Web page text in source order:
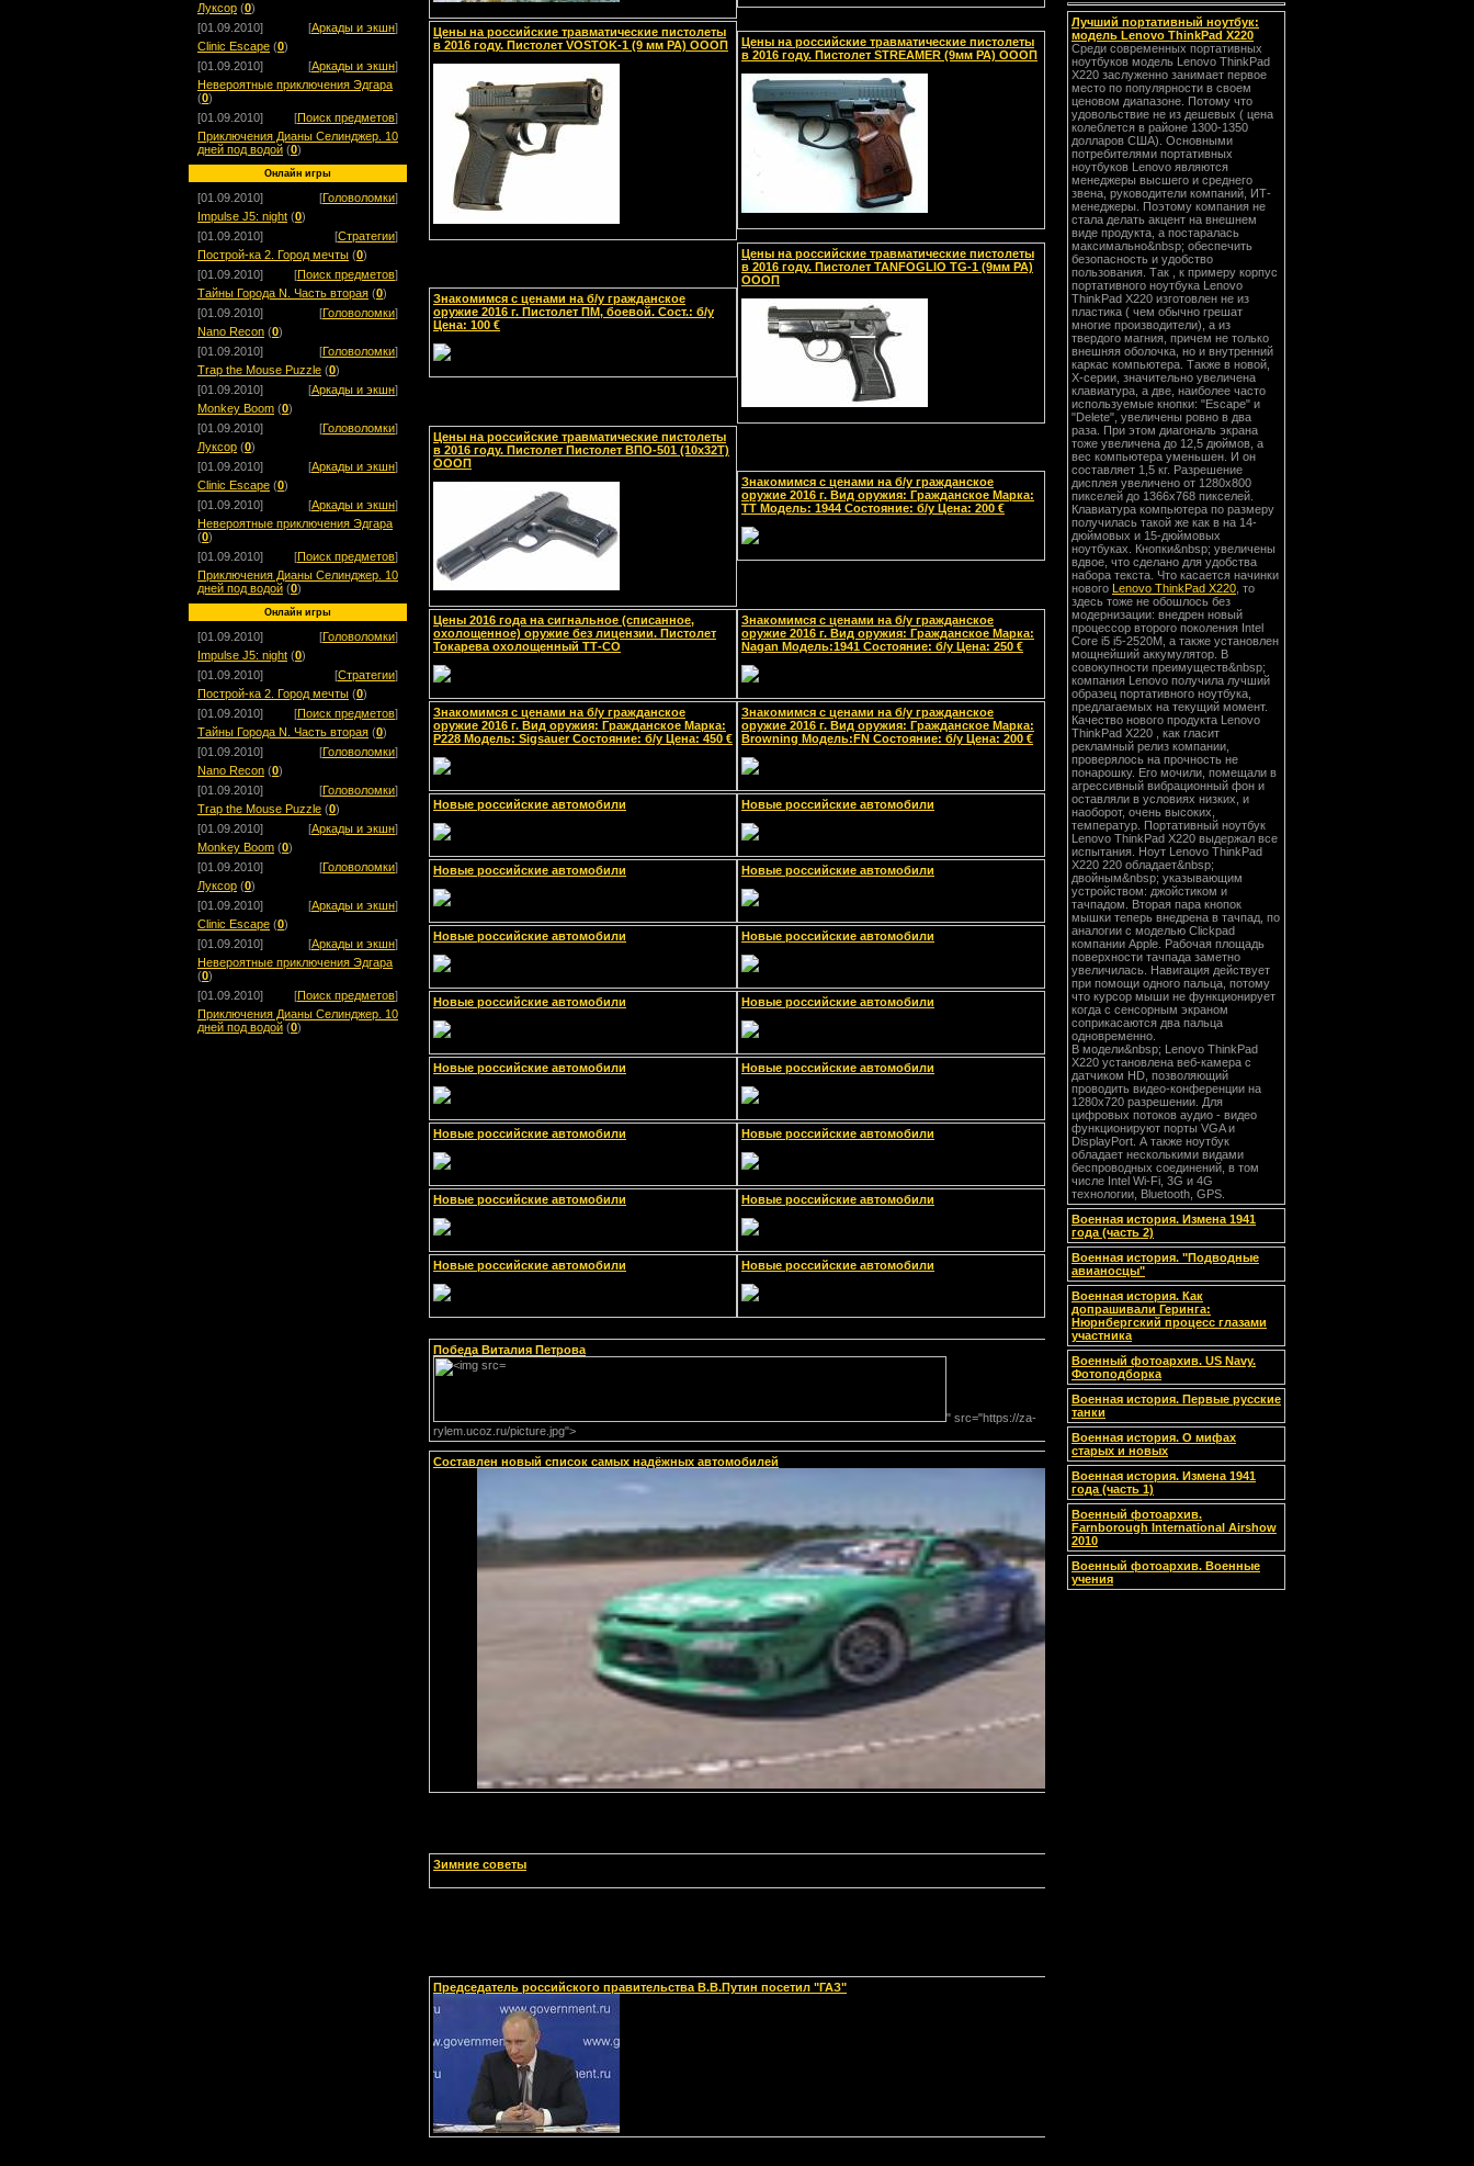
Луксор (0)
[01.09.2010]
[Аркады и экшн]
Clinic Escape (0)
[01.09.2010]
[Аркады и экшн]
Невероятные приключения Эдгара
(0)
[01.09.2010]
[Поиск предметов]
Приключения Дианы Селинджер. 10
дней под водой (0)
Онлайн игры
[01.09.2010] [Головоломки]
Impulse J5: night (0)
[01.09.2010]
[Стратегии]
Построй-ка 2. Город мечты (0)
[01.09.2010]
[Поиск предметов]
Тайны Города N. Часть вторая (0)
[01.09.2010]
[Головоломки]
Nano Recon (0)
[01.09.2010]
[Головоломки]
Trap the Mouse Puzzle (0)
[01.09.2010]
[Аркады и экшн]
Monkey Boom (0)
[01.09.2010]
[Головоломки]
Луксор (0)
[01.09.2010]
[Аркады и экшн]
Clinic Escape (0)
[01.09.2010]
[Аркады и экшн]
Невероятные приключения Эдгара
(0)
[01.09.2010]
[Поиск предметов]
Приключения Дианы Селинджер. 10
дней под водой (0)
Онлайн игры
[01.09.2010] [Головоломки]
Impulse J5: night (0)
[01.09.2010]
[Стратегии]
Построй-ка 2. Город мечты (0)
[01.09.2010]
[Поиск предметов]
Тайны Города N. Часть вторая (0)
[01.09.2010]
[Головоломки]
Nano Recon (0)
[01.09.2010]
[Головоломки]
Trap the Mouse Puzzle (0)
[01.09.2010]
[Аркады и экшн]
Monkey Boom (0)
[01.09.2010]
[Головоломки]
Луксор (0)
[01.09.2010]
[Аркады и экшн]
Clinic Escape (0)
[01.09.2010]
[Аркады и экшн]
Невероятные приключения Эдгара
(0)
[01.09.2010]
[Поиск предметов]
Приключения Дианы Селинджер. 10
дней под водой (0)
Цены на российские травматические пистолеты
в 2016 году. Пистолет VOSTOK-1 (9 мм РА) ОООП
Цены на российские травматические пистолеты
в 2016 году. Пистолет STREAMER (9мм РА) ОООП
Знакомимся с ценами на б/у гражданское
оружие 2016 г. Пистолет ПМ, боевой. Сост.: б/у
Цена: 100 €
Цены на российские травматические пистолеты
в 2016 году. Пистолет TANFOGLIO TG-1 (9мм РА)
ОООП
Цены на российские травматические пистолеты
в 2016 году. Пистолет Пистолет ВПО-501 (10х32Т)
ОООП
Знакомимся с ценами на б/у гражданское
оружие 2016 г. Вид оружия: Гражданское Марка:
TT Модель: 1944 Состояние: б/у Цена: 200 €
Цены 2016 года на cигнальное (списанное,
охолощенное) оружие без лицензии. Пистолет
Токарева охолощенный ТТ-СО
Знакомимся с ценами на б/у гражданское
оружие 2016 г. Вид оружия: Гражданское Марка:
Nagan Модель:1941 Состояние: б/у Цена: 250 €
Знакомимся с ценами на б/у гражданское
оружие 2016 г. Вид оружия: Гражданское Марка:
P228 Модель: Sigsauer Состояние: б/у Цена: 450 €
Знакомимся с ценами на б/у гражданское
оружие 2016 г. Вид оружия: Гражданское Марка:
Browning Модель:FN Состояние: б/у Цена: 200 €
Новые российские автомобили Новые российские автомобили
Новые российские автомобили Новые российские автомобили
Новые российские автомобили Новые российские автомобили
Новые российские автомобили Новые российские автомобили
Новые российские автомобили Новые российские автомобили
Новые российские автомобили Новые российские автомобили
Новые российские автомобили Новые российские автомобили
Новые российские автомобили Новые российские автомобили
Победа Виталия Петрова
" src="https://za-
rylem.ucoz.ru/picture.jpg">
Зачем продавцу нужен тренинг по продажам
Вот уже два десятилетия российские граждане пытаются
овладеть такой хитроумной наукой, как торговля. Сначала,
после разрушения плановой советской экономики, в
девяностых годах прошлого столетия, все продавали всё,
ничего при этом не производя. В "нулевых" годах производство
постепенно начало восстанавливаться, а торговать-то так и не
научились. Почему?
Составлен новый список самых надёжных автомобилей
Феттель выигрывает австралийских GP
topgear
Зимние советы
Председатель российского правительства В.В.Путин посетил "ГАЗ"
Лучший портативный ноутбук:
модель Lenovo ThinkPad X220
Среди современных портативных
ноутбуков модель Lenovo ThinkPad
X220 заслуженно занимает первое
место по популярности в своем
ценовом диапазоне. Потому что
удовольствие не из дешевых ( цена
колеблется в районе 1300-1350
долларов США). Основными
потребителями портативных
ноутбуков Lenovo являются
менеджеры высшего и среднего
звена, руководители компаний, ИТ-
менеджеры. Поэтому компания не
стала делать акцент на внешнем
виде продукта, а постаралась
максимально&nbsp; обеспечить
безопасность и удобство
пользования. Так , к примеру корпус
портативного ноутбука Lenovo
ThinkPad X220 изготовлен не из
пластика ( чем обычно грешат
многие производители), а из
твердого магния, причем не только
внешняя оболочка, но и внутренний
каркас компьютера. Также в новой,
Х-серии, значительно увеличена
клавиатура, а две, наиболее часто
используемые кнопки: "Escape" и
"Delete", увеличены ровно в два
раза. При этом диагональ экрана
тоже увеличена до 12,5 дюймов, а
вес компьютера уменьшен. И он
составляет 1,5 кг. Разрешение
дисплея увеличено от 1280x800
пикселей до 1366x768 пикселей.
Клавиатура компьютера по размеру
получилась такой же как в на 14-
дюймовых и 15-дюймовых
ноутбуках. Кнопки&nbsp; увеличены
вдвое, что сделано для удобства
набора текста. Что касается начинки
нового
Lenovo ThinkPad X220 , то
здесь тоже не обошлось без
модернизации: внедрен новый
процессор второго поколения Intel
Core i5 i5-2520M, а также установлен
мощнейший аккумулятор. В
совокупности преимуществ&nbsp;
компания Lenovo получила лучший
образец портативного ноутбука,
предлагаемых на текущий момент.
Качество нового продукта Lenovo
ThinkPad X220 , как гласит
рекламный релиз компании,
проверялось на прочность не
понарошку. Его мочили, помещали в
агрессивный вибрационный фон и
оставляли в условиях низких, и
наоборот, очень высоких,
температур. Портативный ноутбук
Lenovo ThinkPad X220 выдержал все
испытания. Ноут Lenovo ThinkPad
X220 220 обладает&nbsp;
двойным&nbsp; указывающим
устройством: джойстиком и
тачпадом. Вторая пара кнопок
мышки теперь внедрена в тачпад, по
аналогии с моделью Clickpad
компании Apple. Рабочая площадь
поверхности тачпада заметно
увеличилась. Навигация действует
при помощи одного пальца, потому
что курсор мыши не функционирует
когда с сенсорным экраном
соприкасаются два пальца
одновременно.
В модели&nbsp; Lenovo ThinkPad
X220 установлена веб-камера с
датчиком HD, позволяющий
проводить видео-конференции на
1280x720 разрешении. Для
цифровых потоков аудио - видео
функционируют порты VGA и
DisplayPort. А также ноутбук
обладает несколькими видами
беспроводных соединений, в том
числе Intel Wi-Fi, 3G и 4G
технологии, Bluetooth, GPS.
Военная история. Измена 1941
года (часть 2)
Военная история. "Подводные
авианосцы"
Военная история. Как
допрашивали Геринга:
Нюрнбергский процесс глазами
участника
Военный фотоархив. US Navy.
Фотоподборка
Военная история. Первые русские
танки
Военная история. О мифах
старых и новых
Военная история. Измена 1941
года (часть 1)
Военный фотоархив.
Farnborough International Airshow
2010
Военный фотоархив. Военные
учения